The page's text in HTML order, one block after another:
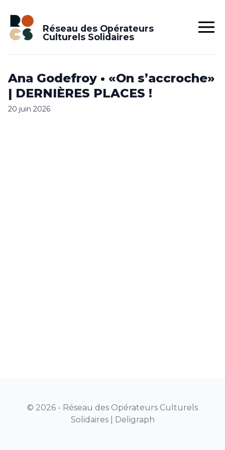
Réseau des Opérateurs
Culturels Solidaires
Ana Godefroy • «On s’accroche»
| DERNIÈRES PLACES !
20 juin 2026
© 2026 - Réseau des Opérateurs Culturels
Solidaires | Deligraph